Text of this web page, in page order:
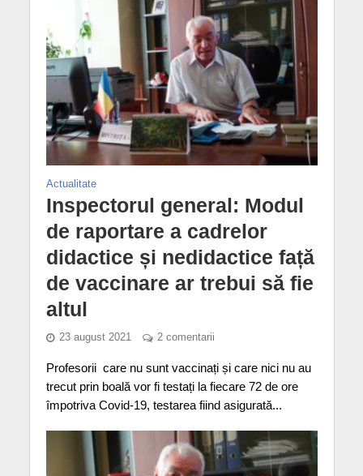
Actualitate
Inspectorul general: Modul
de raportare a cadrelor
didactice și nedidactice față
de vaccinare ar trebui să fie
altul
23 august 2021 2 comentarii
Profesorii care nu sunt vaccinați și care nici nu au
trecut prin boală vor fi testați la fiecare 72 de ore
împotriva Covid-19, testarea fiind asigurată...